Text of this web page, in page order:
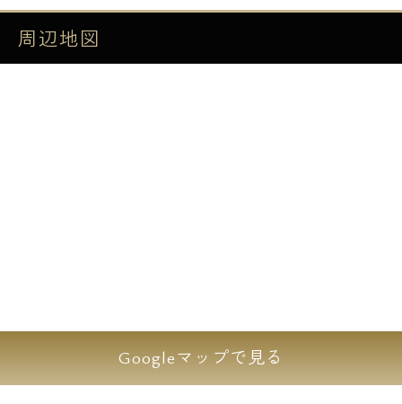
周辺地図
Googleマップで見る